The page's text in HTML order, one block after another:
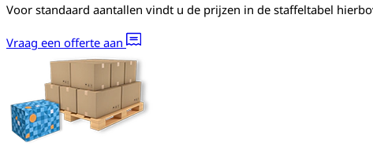
Voor standaard aantallen vindt u de prijzen in de staffeltabel
Vraag een offerte aan